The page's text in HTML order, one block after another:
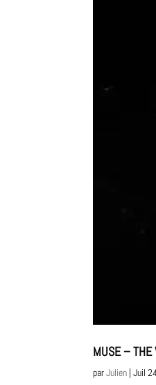
MUSE – THE
parJulien |Juil